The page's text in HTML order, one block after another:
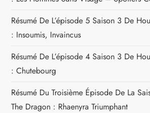
Résumé De L’épisode 5 Saison 3 De
: Insoumis, Invaincus
Résumé De L’épisode 4 Saison 3 De
: Chutebourg
Résumé Du Troisième Épisode De La
The Dragon : Rhaenyra Triumphant